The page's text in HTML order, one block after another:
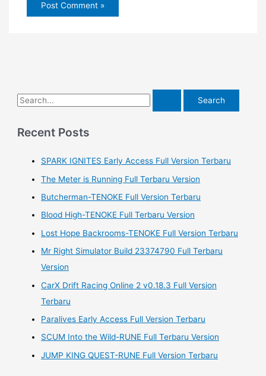
S
a
Recent Posts
SPARK IGNITES Early Access Full Version Terbaru
The Meter is Running Full Terbaru Version
Butcherman-TENOKE Full Version Terbaru
Blood High-TENOKE Full Terbaru Version
Lost Hope Backrooms-TENOKE Full Version Terbaru
Mr Right Simulator Build 23374790 Full Terbaru
Version
CarX Drift Racing Online 2 v0.18.3 Full Version
Terbaru
Paralives Early Access Full Version Terbaru
SCUM Into the Wild-RUNE Full Terbaru Version
JUMP KING QUEST-RUNE Full Version Terbaru